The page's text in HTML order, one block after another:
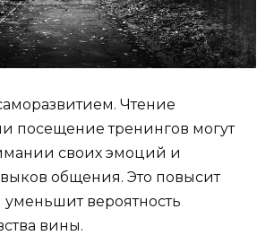
Чтение
посещение тренингов могут
своих эмоций и
общения. Это повысит
уменьшит вероятность
вины.